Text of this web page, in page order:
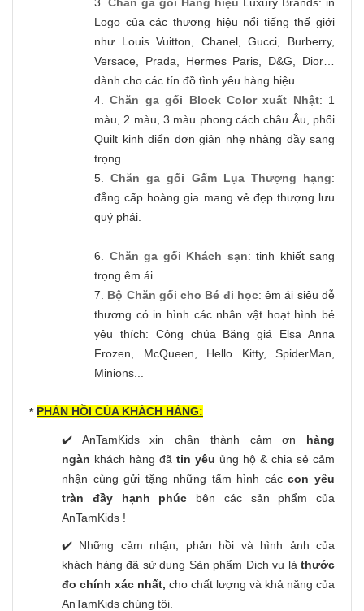
Logo của các thương hiệu nổi tiếng thế giới
như Louis Vuitton, Chanel, Gucci, Burberry,
Versace, Prada, Hermes Paris, D&G, Dior…
dành cho các tín đồ tình yêu hàng hiệu.
4.Chăn ga gối Block Color xuất Nhật: 1
màu, 2 màu, 3 màu phong cách châu Âu, phối
Quilt kinh điển đơn giản nhẹ nhàng đầy sang
trọng.
5.Chăn ga gối Gấm Lụa Thượng hạng:
đẳng cấp hoàng gia mang vẻ đẹp thượng lưu
quý phái.
6. Chăn ga gối Khách sạn: tinh khiết sang
trọng êm ái.
7. Bộ Chăn gối cho Bé đi học: êm ái siêu dễ
thương có in hình các nhân vật hoạt hình bé
yêu thích: Công chúa Băng giá Elsa Anna
Frozen, McQueen, Hello Kitty, SpiderMan,
Minions...
* PHẢN HỒI CỦA KHÁCH HÀNG:
✔️ AnTamKids xin chân thành cảm ơn hàng
ngàn khách hàng đã tin yêu ủng hộ & chia sẻ cảm
nhận cùng gửi tặng những tấm hình cáccon yêu
tràn đầy hạnh phúc bên các sản phẩm của
AnTamKids !
✔️ Những cảm nhận, phản hồi và hình ảnh của
khách hàng đã sử dụng Sản phẩm Dịch vụ là thước
đo chính xác nhất, cho chất lượng và khả năng của
AnTamKids chúng tôi.